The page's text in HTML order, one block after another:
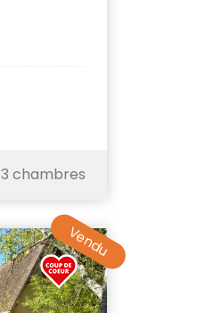
3 chambres
Vendu